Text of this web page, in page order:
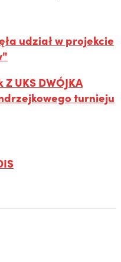
udział w projekcie
UKS DWÓJKA
turnieju